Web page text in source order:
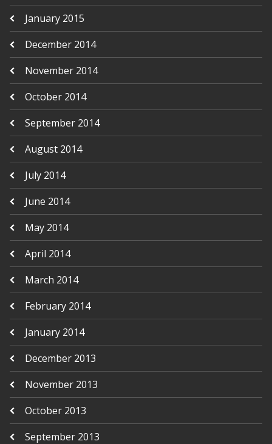
January 2015
December 2014
November 2014
October 2014
September 2014
August 2014
July 2014
June 2014
May 2014
April 2014
March 2014
February 2014
January 2014
December 2013
November 2013
October 2013
September 2013